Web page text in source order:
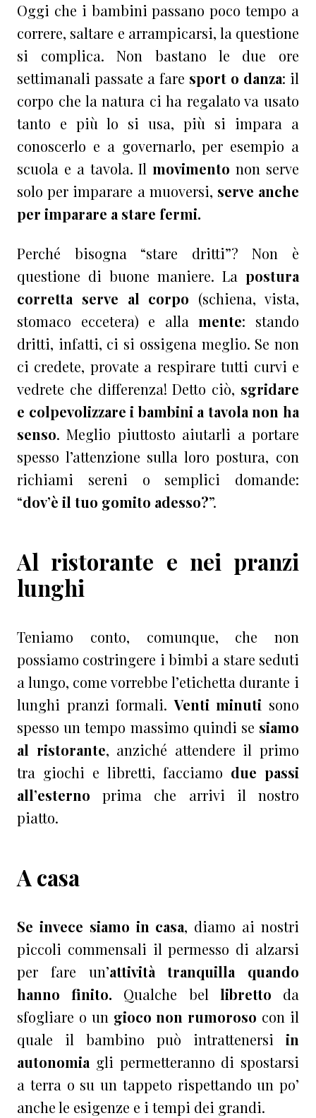
Oggi che i bambini passano poco tempo a
correre, saltare e arrampicarsi, la questione
si complica. Non bastano le due ore
settimanali passate a fare sport o danza: il
corpo che la natura ci ha regalato va usato
tanto e più lo si usa, più si impara a
conoscerlo e a governarlo, per esempio a
scuola e a tavola. Ilmovimento non serve
solo per imparare a muoversi, serve anche
per imparare a stare fermi.
Perché bisogna “stare dritti”? Non è
questione di buone maniere. La postura
corretta serve al corpo (schiena, vista,
stomaco eccetera) e allamente: stando
dritti, infatti, ci si ossigena meglio. Se non
ci credete, provate a respirare tutti curvi e
vedrete che differenza! Detto ciò, sgridare
e colpevolizzare i bambini a tavola non ha
senso. Meglio piuttosto aiutarli a portare
spesso l’attenzione sulla loro postura, con
richiami sereni o semplici domande:
“dov’è il tuo gomito adesso?”.
Al ristorante e nei pranzi
lunghi
Teniamo conto, comunque, che non
possiamo costringere i bimbi a stare seduti
a lungo, come vorrebbe l’etichetta durante i
lunghi pranzi formali.Venti minuti sono
spesso un tempo massimo quindi se siamo
al ristorante, anziché attendere il primo
tra giochi e libretti, facciamo due passi
all’esterno prima che arrivi il nostro
piatto.
A casa
Se invece siamo in casa, diamo ai nostri
piccoli commensali il permesso di alzarsi
per fare un’attività tranquilla quando
hanno finito. Qualche bel libretto da
sfogliare o un gioco non rumoroso con il
quale il bambino può intrattenersi in
autonomia gli permetteranno di spostarsi
a terra o su un tappeto rispettando un po’
anche le esigenze e i tempi dei grandi.